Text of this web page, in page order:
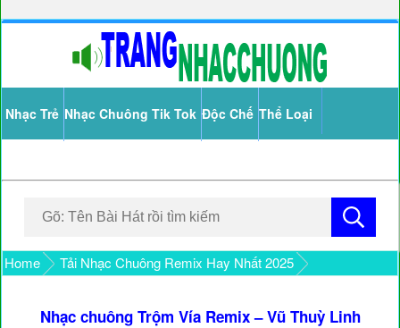
Nhạc Trẻ Nhạc Chuông Tik Tok Độc Chế Thể Loại
Home Tải Nhạc Chuông Remix Hay Nhất 2025
Nhạc chuông Trộm Vía Remix – Vũ Thuỳ Linh